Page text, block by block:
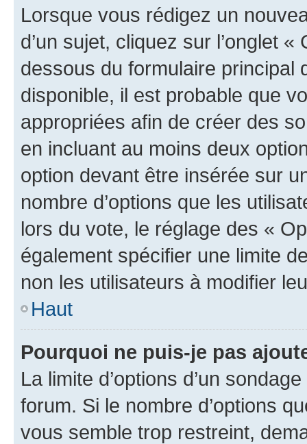
Lorsque vous rédigez un
d’un sujet, cliquez sur l’onglet
dessous du formulaire principal
disponible, il est probable que
appropriées afin de créer des
en incluant au moins deux
option devant être insérée sur
nombre d’options que les
lors du vote, le réglage des «
également spécifier une limite
non les utilisateurs à modifier
Haut
Pourquoi ne puis-je pas
La limite d’options d’un
forum. Si le nombre d’options
vous semble trop restreint,